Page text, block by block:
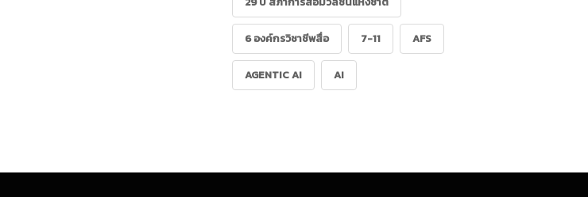
6 องค์กรวิชาชีพสื่อ 7-11 AFS
AGENTIC AI AI